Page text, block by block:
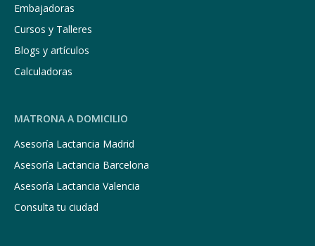
Embajadoras
Cursos y Talleres
Blogs y artículos
Calculadoras
MATRONA A DOMICILIO
Asesoría Lactancia Madrid
Asesoría Lactancia Barcelona
Asesoría Lactancia Valencia
Consulta tu ciudad